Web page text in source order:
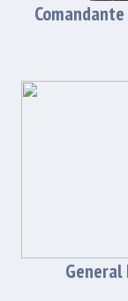
General